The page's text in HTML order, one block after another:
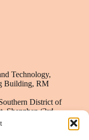
Technology,
Building, RM
District of
Shenzhen (3rd
Building)